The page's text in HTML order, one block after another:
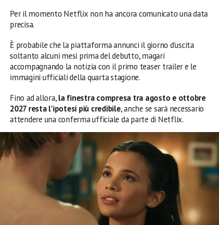
Per il momento Netflix non ha ancora comunicato una data
precisa.
È probabile che la piattaforma annunci il giorno d’uscita
soltanto alcuni mesi prima del debutto, magari
accompagnando la notizia con il primo teaser trailer e le
immagini ufficiali della quarta stagione.
Fino ad allora,la finestra compresa tra agosto e ottobre
2027 resta l’ipotesi più credibile, anche se sarà necessario
attendere una conferma ufficiale da parte di Netflix.